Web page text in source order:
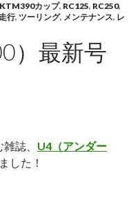
KTM390カップ, RC125, RC250,
行, ツーリング, メンテナンス, レ
）最新号
誌、 U4（アンダー
した！